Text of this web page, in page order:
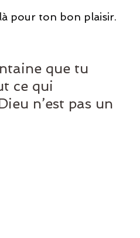
pour ton bon plaisir.
que tu
ce qui
n’est pas un